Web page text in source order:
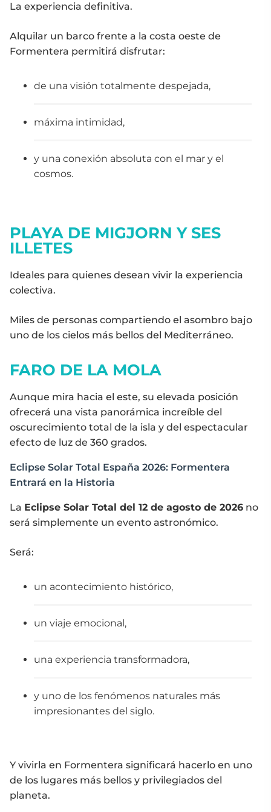
La experiencia definitiva.
Alquilar un barco frente a la costa oeste de
Formentera permitirá disfrutar:
de una visión totalmente despejada,
máxima intimidad,
y una conexión absoluta con el mar y el
cosmos.
PLAYA DE MIGJORN Y SES
ILLETES
Ideales para quienes desean vivir la experiencia
colectiva.
Miles de personas compartiendo el asombro bajo
uno de los cielos más bellos del Mediterráneo.
FARO DE LA MOLA
Aunque mira hacia el este, su elevada posición
ofrecerá una vista panorámica increíble del
oscurecimiento total de la isla y del espectacular
efecto de luz de 360 grados.
Eclipse Solar Total España 2026: Formentera
Entrará en la Historia
La Eclipse Solar Total del 12 de agosto de 2026 no
será simplemente un evento astronómico.
Será:
un acontecimiento histórico,
un viaje emocional,
una experiencia transformadora,
y uno de los fenómenos naturales más
impresionantes del siglo.
Y vivirla en Formentera significará hacerlo en uno
de los lugares más bellos y privilegiados del
planeta.